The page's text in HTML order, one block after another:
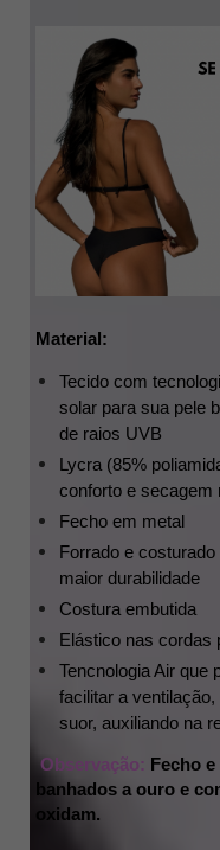
Material:
Tecido com
solar para sua pele
de raios UVB
Lycra (85%
conforto e secagem
Fecho em metal
Forrado e
maior durabilidade
Costura embutida
Elástico nas cordas
Tencnologia Air que
facilitar a
suor, auxiliando na
Observação: Fecho
banhados a ouro e
oxidam.